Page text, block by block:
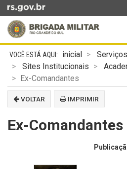
para
conteúdo
para
menu
Início
conteúdo
inicial
Serviços
Sites Institucionais
Ex-Comandantes
VOLTAR IMPRIMIR
Ex-Comandantes